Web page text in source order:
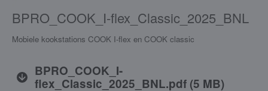
BPRO_COOK_I-flex_Classic_2025_BNL
Mobiele kookstations COOK I-flex en COOK classic
BPRO_COOK_I-
flex_Classic_2025_BNL.pdf (5 MB)